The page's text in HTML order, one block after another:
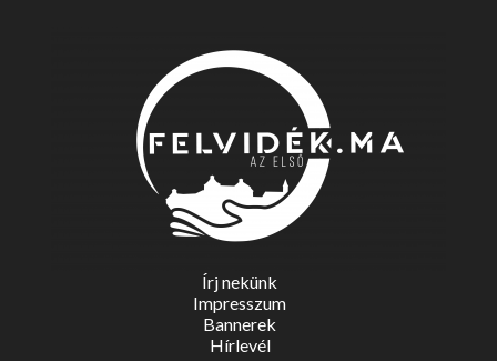
Írj nekünk
Impresszum
Bannerek
Hírlevél